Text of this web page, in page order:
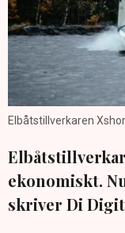
Elbåtstillverkaren
ekonomiskt.
skriver Di